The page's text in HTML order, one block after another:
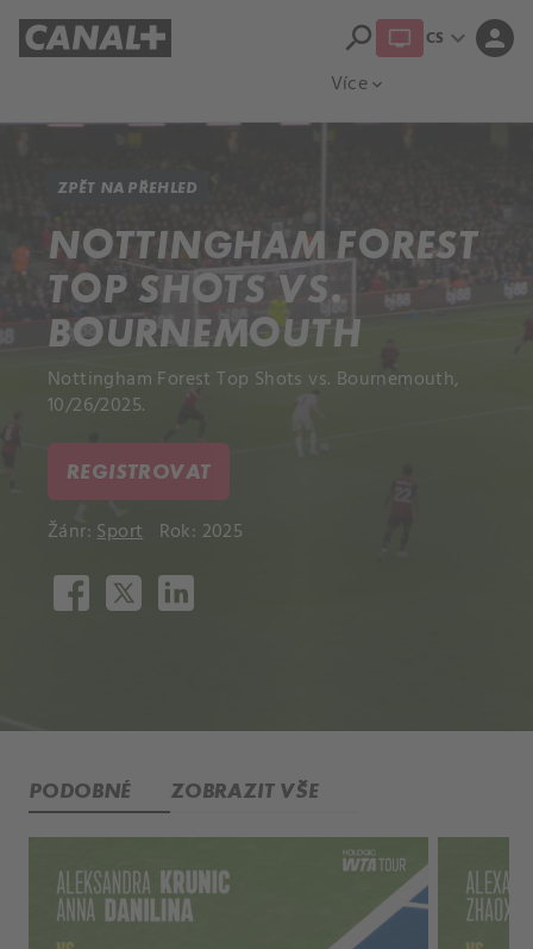
Více expand_more
search CS expand_more person
ZPĚT NA PŘEHLED
NOTTINGHAM FOREST
TOP SHOTS VS.
BOURNEMOUTH
Nottingham Forest Top Shots vs. Bournemouth,
10/26/2025.
REGISTROVAT
Žánr:Sport Rok: 2025
PODOBNÉ ZOBRAZIT VŠE